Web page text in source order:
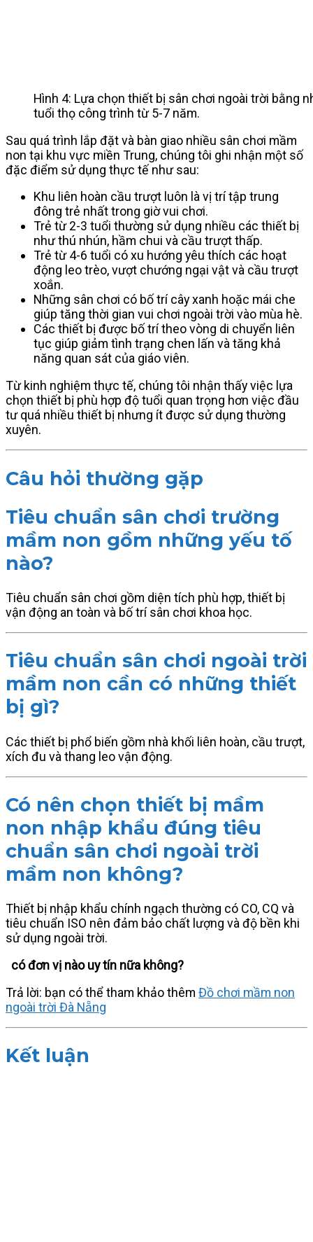
Hình 4: Lựa chọn thiết bị sân chơi ngoài trời bằng
tuổi thọ công trình từ 5-7 năm.
Sau quá trình lắp đặt và bàn giao nhiều sân chơi mầm
non tại khu vực miền Trung, chúng tôi ghi nhận một số
đặc điểm sử dụng thực tế như sau:
Khu liên hoàn cầu trượt luôn là vị trí tập trung
đông trẻ nhất trong giờ vui chơi.
Trẻ từ 2-3 tuổi thường sử dụng nhiều các thiết bị
như thú nhún, hầm chui và cầu trượt thấp.
Trẻ từ 4-6 tuổi có xu hướng yêu thích các hoạt
động leo trèo, vượt chướng ngại vật và cầu trượt
xoắn.
Những sân chơi có bố trí cây xanh hoặc mái che
giúp tăng thời gian vui chơi ngoài trời vào mùa hè.
Các thiết bị được bố trí theo vòng di chuyển liên
tục giúp giảm tình trạng chen lấn và tăng khả
năng quan sát của giáo viên.
Từ kinh nghiệm thực tế, chúng tôi nhận thấy việc lựa
chọn thiết bị phù hợp độ tuổi quan trọng hơn việc đầu
tư quá nhiều thiết bị nhưng ít được sử dụng thường
xuyên.
Câu hỏi thường gặp
Tiêu chuẩn sân chơi trường
mầm non gồm những yếu tố
nào?
Tiêu chuẩn sân chơi gồm diện tích phù hợp, thiết bị
vận động an toàn và bố trí sân chơi khoa học.
Tiêu chuẩn sân chơi ngoài trời
mầm non cần có những thiết
bị gì?
Các thiết bị phổ biến gồm nhà khối liên hoàn, cầu trượt,
xích đu và thang leo vận động.
Có nên chọn thiết bị mầm
non nhập khẩu đúng tiêu
chuẩn sân chơi ngoài trời
mầm non không?
Thiết bị nhập khẩu chính ngạch thường có CO, CQ và
tiêu chuẩn ISO nên đảm bảo chất lượng và độ bền khi
sử dụng ngoài trời.
có đơn vị nào uy tín nữa không?
Trả lời: bạn có thể tham khảo thêm Đồ chơi mầm non
ngoài trời Đà Nẵng
Kết luận